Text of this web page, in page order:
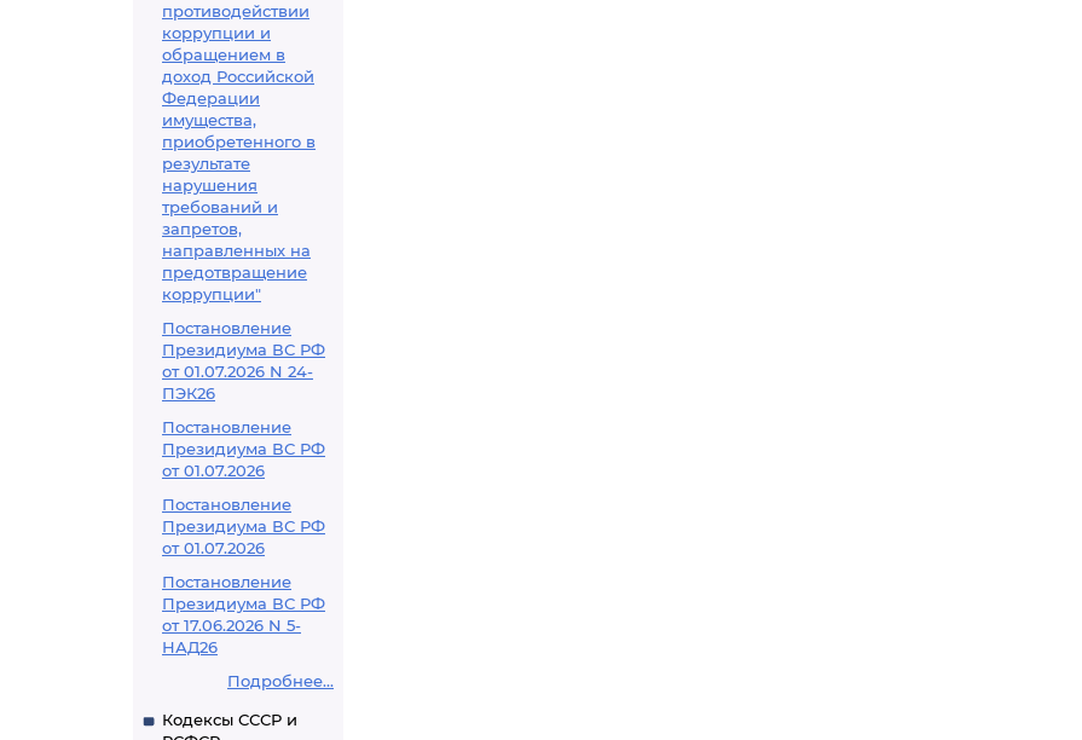
противодействии
коррупции и
обращением в
доход Российской
Федерации
имущества,
приобретенного в
результате
нарушения
требований и
запретов,
направленных на
предотвращение
коррупции"
Постановление
Президиума ВС РФ
от 01.07.2026 N 24-
ПЭК26
Постановление
Президиума ВС РФ
от 01.07.2026
Постановление
Президиума ВС РФ
от 01.07.2026
Постановление
Президиума ВС РФ
от 17.06.2026 N 5-
НАД26
Подробнее...
Кодексы СССР и